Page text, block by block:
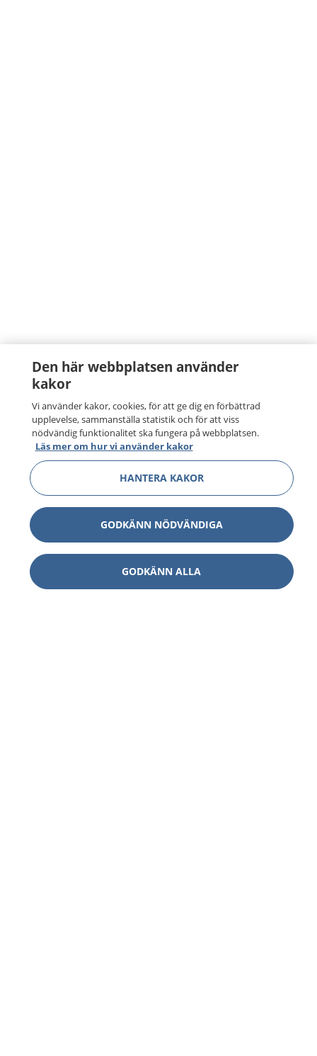
Den här webbplatsen använder
kakor
Vi använder kakor, cookies, för att ge dig en förbättrad
upplevelse, sammanställa statistik och för att viss
nödvändig funktionalitet ska fungera på webbplatsen.
Läs mer om hur vi använder kakor
HANTERA KAKOR
GODKÄNN NÖDVÄNDIGA
GODKÄNN ALLA